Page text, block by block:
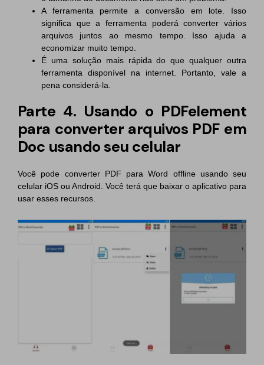
A ferramenta permite a conversão em lote. Isso
significa que a ferramenta poderá converter vários
arquivos juntos ao mesmo tempo. Isso ajuda a
economizar muito tempo.
É uma solução mais rápida do que qualquer outra
ferramenta disponível na internet. Portanto, vale a
pena considerá-la.
Parte 4. Usando o PDFelement
para converter arquivos PDF em
Doc usando seu celular
Você pode converter PDF para Word offline usando seu
celular iOS ou Android. Você terá que baixar o aplicativo para
usar esses recursos.